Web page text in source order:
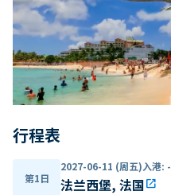
行程表
第1日
2027-06-11 (周五)入港: -
法兰西堡, 法国open_in_new